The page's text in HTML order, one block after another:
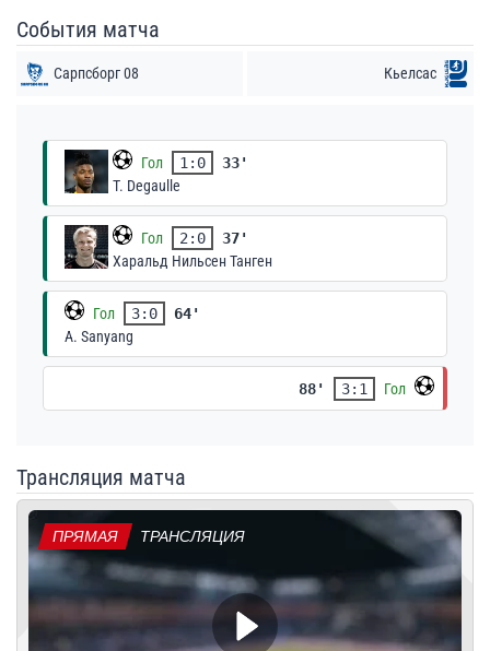
События матча
Сарпсборг 08 Кьелсас
Гол 1:0
33'
T. Degaulle
Гол 2:0
37'
Харальд Нильсен Танген
Гол 3:0
64'
A. Sanyang
88' 3:1 Гол
Трансляция матча
ПРЯМАЯ ТРАНСЛЯЦИЯ